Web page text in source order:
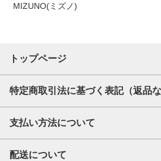
MIZUNO(ミズノ)
トップページ
特定商取引法に基づく表記（返品な
支払い方法について
配送について